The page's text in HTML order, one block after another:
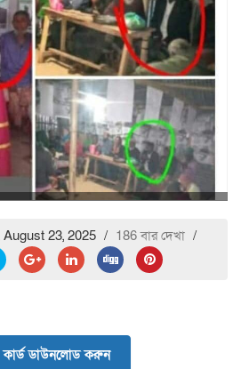
23, 2025 / 186 বার দেখা /
ডাউনলোড করুন